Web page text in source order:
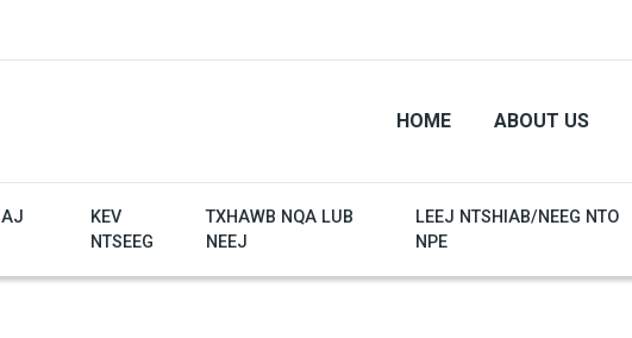
HOME ABOUT US
KEV
NTSEEG
TXHAWB NQA LUB
NEEJ
LEEJ NTSHIAB/NEEG NTO
NPE